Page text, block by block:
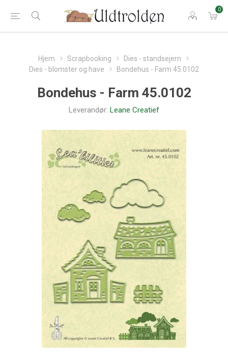
0
Hjem Scrapbooking
Dies - standsejern
Dies - blomster og have
Bondehus - Farm 45.0102
Bondehus - Farm 45.0102
Leverandør: Leane Creatief